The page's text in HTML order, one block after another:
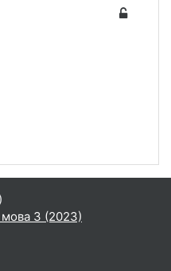
)
мова 3 (2023)